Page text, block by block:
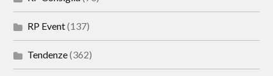
RP Event(137)
Tendenze(362)